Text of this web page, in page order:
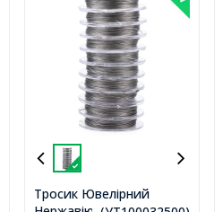
Тросик Ювелірний